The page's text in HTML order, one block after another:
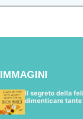
IMMAGINI
Il segreto della
dimenticare tante